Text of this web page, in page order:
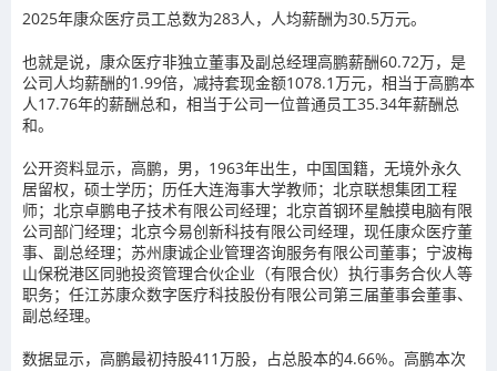
2025年康众医疗员工总数为283人，人均薪酬为30.5万元。
也就是说，康众医疗非独立董事及副总经理高鹏薪酬60.72万，是
公司人均薪酬的1.99倍，减持套现金额1078.1万元，相当于高鹏本
人17.76年的薪酬总和，相当于公司一位普通员工35.34年薪酬总
和。
公开资料显示，高鹏，男，1963年出生，中国国籍，无境外永久
居留权，硕士学历；历任大连海事大学教师；北京联想集团工程
师；北京卓鹏电子技术有限公司经理；北京首钢环星触摸电脑有限
公司部门经理；北京今易创新科技有限公司经理，现任康众医疗董
事、副总经理；苏州康诚企业管理咨询服务有限公司董事；宁波梅
山保税港区同驰投资管理合伙企业（有限合伙）执行事务合伙人等
职务；任江苏康众数字医疗科技股份有限公司第三届董事会董事、
副总经理。
数据显示，高鹏最初持股411万股，占总股本的4.66%。高鹏本次